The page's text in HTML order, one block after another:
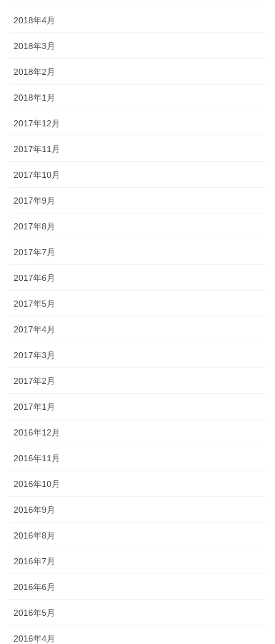
2018年4月
2018年3月
2018年2月
2018年1月
2017年12月
2017年11月
2017年10月
2017年9月
2017年8月
2017年7月
2017年6月
2017年5月
2017年4月
2017年3月
2017年2月
2017年1月
2016年12月
2016年11月
2016年10月
2016年9月
2016年8月
2016年7月
2016年6月
2016年5月
2016年4月